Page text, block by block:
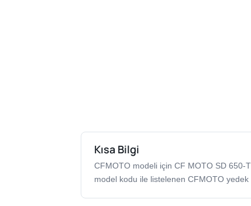
Kısa Bilgi
CFMOTO modeli için CF MOTO SD 650-
model kodu ile listelenen CFMOTO yedek